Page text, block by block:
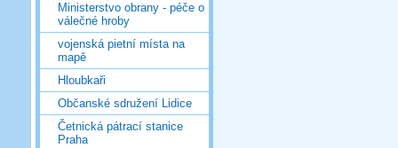
Ministerstvo obrany - péče o
válečné hroby
vojenská pietní místa na
mapě
Hloubkaři
Občanské sdružení Lidice
Četnická pátrací stanice
Praha